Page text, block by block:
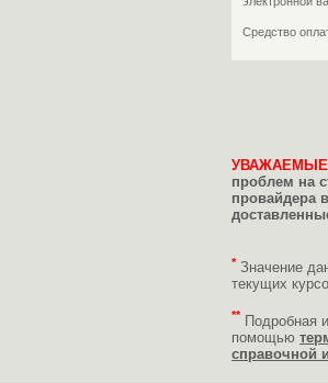
Средство
проблем на
провайдера
* Значение
текущих
** Подробная
помощью
справочной